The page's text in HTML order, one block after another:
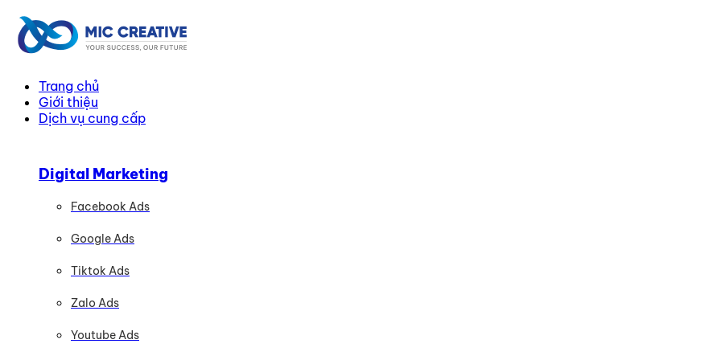
Trang chủ
Giới thiệu
Dịch vụ cung cấp
Digital Marketing
Facebook Ads
Google Ads
Tiktok Ads
Zalo Ads
Youtube Ads